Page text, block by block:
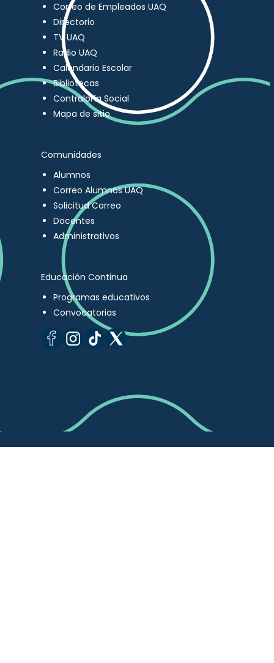
Correo de Empleados UAQ
Directorio
TV UAQ
Radio UAQ
Calendario Escolar
Bibliotecas
Contraloría Social
Mapa de sitio
Comunidades
Alumnos
Correo Alumnos UAQ
Solicitud Correo
Docentes
Administrativos
Educación Continua
Programas educativos
Convocatorias